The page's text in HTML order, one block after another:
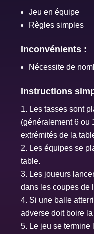
Jeu en équipe
Règles simples
Inconvénients :
Nécessite de
Instructions
Les tasses sont
(généralement 6 ou
extrémités de la
Les équipes se
table.
Les joueurs
dans les coupes de
Si une balle
adverse doit boire
Le jeu se termine